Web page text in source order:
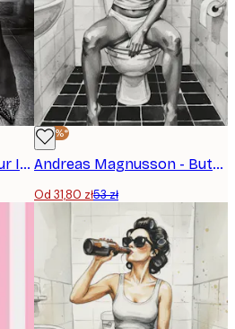
Giorgio Toniolo - Glamour In The Bathroom Plakat
-40%*
Andreas Magnusson - Butelka łazienkowa Plakat
Od 31,80 zł53 zł